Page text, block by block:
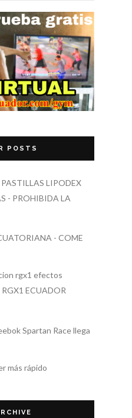
POSTS
LIPODEX
- PROHIBIDA LA
- COME
rgx1 efectos
ECUADOR
Spartan Race llega
más rápido